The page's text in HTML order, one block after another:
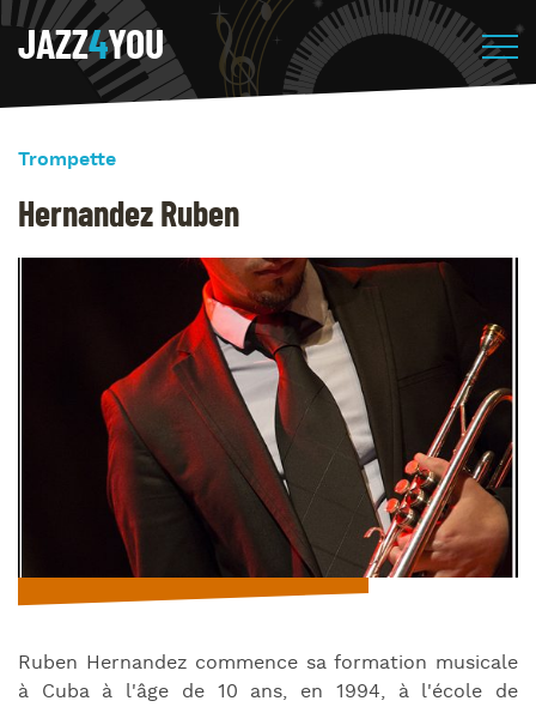
JAZZ4YOU
Trompette
Hernandez Ruben
Ruben Hernandez commence sa formation musicale
à Cuba à l'âge de 10 ans, en 1994, à l'école de